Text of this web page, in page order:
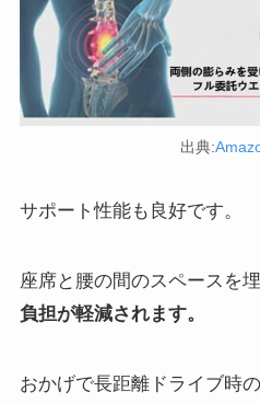
出典:
サポート性能も良好です。
座席と腰の間のスペースを
負担が軽減されます。
おかげで長距離ドライブ時